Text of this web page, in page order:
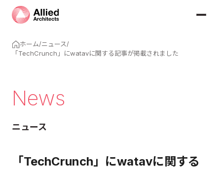
ホーム/ニュース/
「TechCrunch」にwatavに関する記事が掲載されました
News
ニュース
「TechCrunch」にwatavに関する